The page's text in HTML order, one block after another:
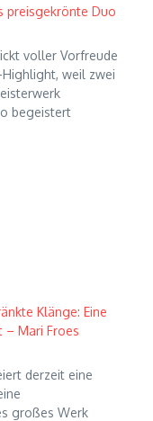
preisgekrönte Duo
voller Vorfreude
weil zwei
begeistert
Klänge: Eine
– Mari Froes
derzeit eine
großes Werk